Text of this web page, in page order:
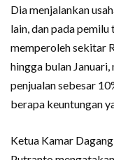
Dia menjalankan
lain, dan pada
memperoleh sekitar
hingga bulan
penjualan sebesar
berapa keuntungan
Ketua Kamar